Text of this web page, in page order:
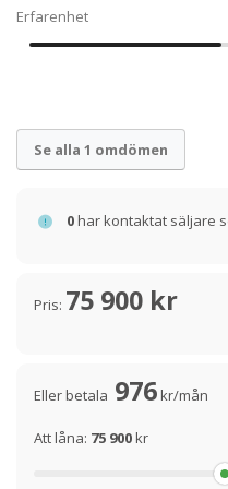
Erfarenhet
Se alla 1 omdömen
0har kontaktat säljare
Pris: 75 900 kr
Eller betala 976kr/mån
Att låna: 75 900kr